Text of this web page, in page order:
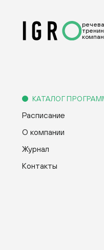
КАТАЛОГ
Расписание
О компании
Журнал
Контакты